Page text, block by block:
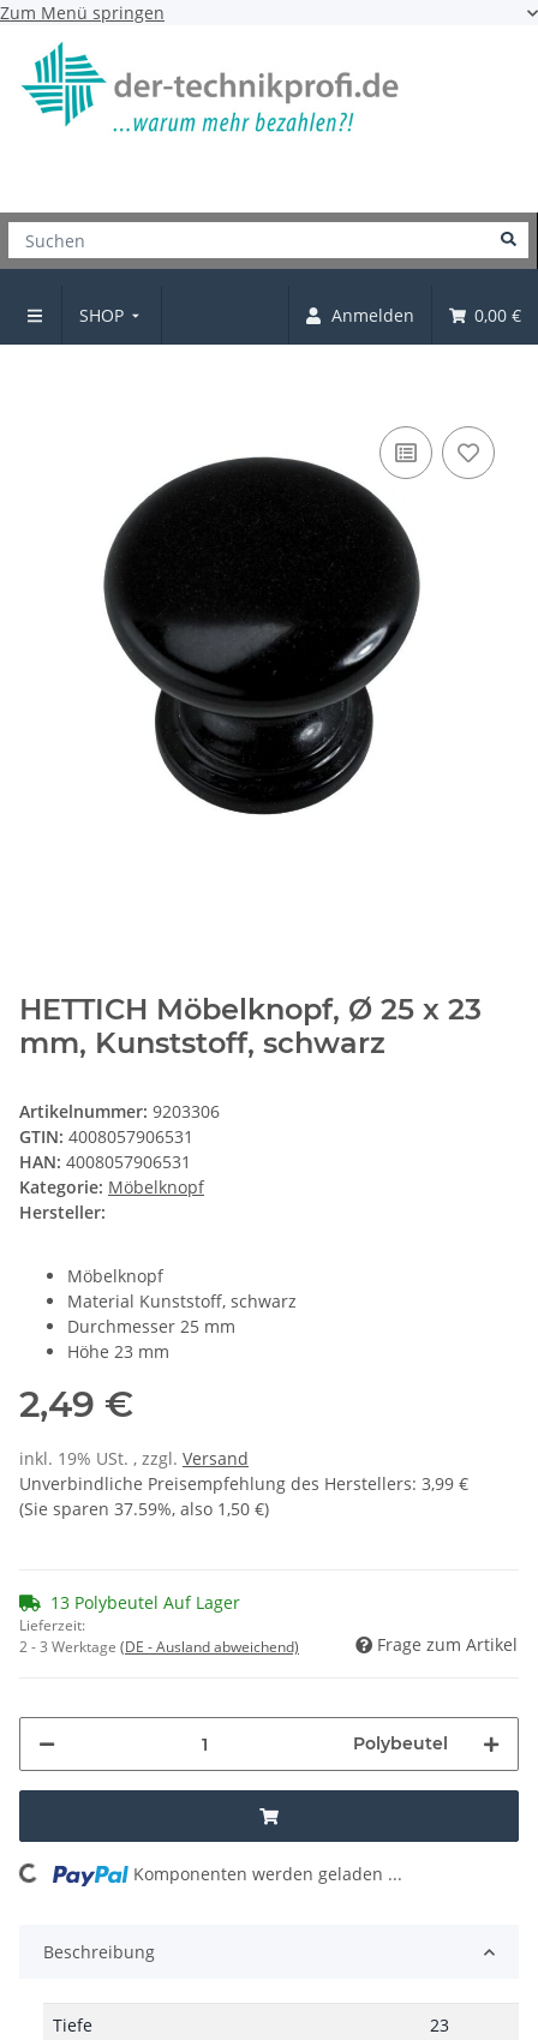
Zum Menü springen
SHOP Anmelden 0,00 €
Möbelknopf
HETTICH Möbelknopf, Ø 25 x 23
mm, Kunststoff, schwarz
Artikelnummer: 9203306
GTIN: 4008057906531
HAN: 4008057906531
Kategorie: Möbelknopf
Hersteller:
Möbelknopf
Material Kunststoff, schwarz
Durchmesser 25 mm
Höhe 23 mm
2,49 €
inkl. 19% USt. , zzgl. Versand
Unverbindliche Preisempfehlung des Herstellers: 3,99 €
(Sie sparen 37.59%, also 1,50 €)
13 Polybeutel Auf Lager
Lieferzeit:
2 - 3 Werktage (DE - Ausland abweichend) Frage zum Artikel
Polybeutel
Komponenten werden geladen ...
Beschreibung
Tiefe
23